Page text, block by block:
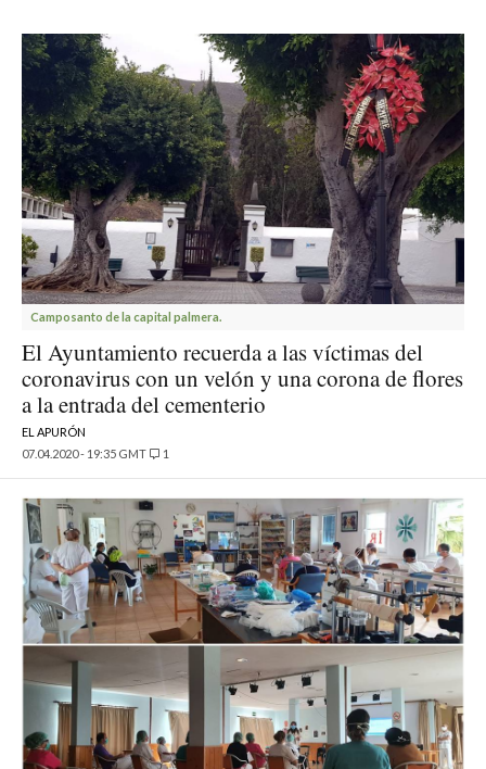
Camposanto de la capital palmera.
El Ayuntamiento recuerda a las víctimas del
coronavirus con un velón y una corona de flores
a la entrada del cementerio
EL APURÓN
07.04.2020 - 19:35 GMT
1